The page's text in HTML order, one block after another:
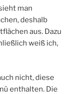
man
deshalb
aus. Dazu
weiß ich,
nicht, diese
enthalten. Die